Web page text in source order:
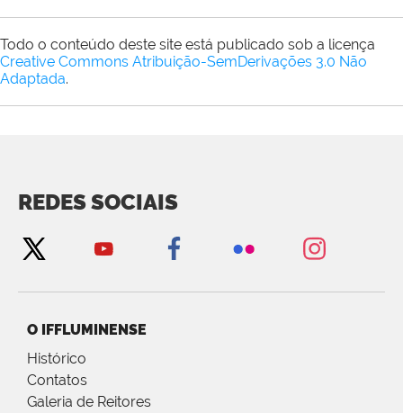
Todo o conteúdo deste site está publicado sob a licença
Creative Commons Atribuição-SemDerivações 3.0 Não
Adaptada.
REDES SOCIAIS
O IFFLUMINENSE
Histórico
Contatos
Galeria de Reitores